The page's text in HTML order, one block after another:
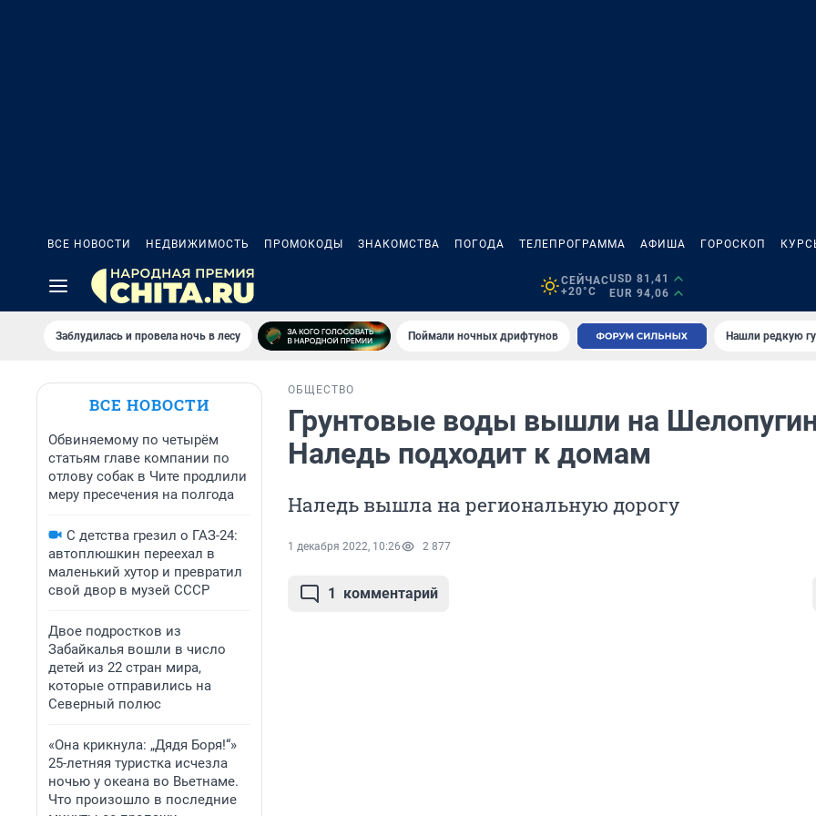
ВСЕ НОВОСТИ НЕДВИЖИМОСТЬ ПРОМОКОДЫ ЗНАКОМСТВА ПОГОДА ТЕЛЕПРОГРАММА АФИША ГОРОСКОП
СЕЙЧАС
+20°C
USD 81,41
EUR 94,06
Заблудилась и провела ночь в лесу Поймали ночных дрифтунов Нашли редкую
ВСЕ НОВОСТИ
Обвиняемому по четырём
статьям главе компании по
отлову собак в Чите продлили
меру пресечения на полгода
С детства грезил о ГАЗ-24:
автоплюшкин переехал в
маленький хутор и превратил
свой двор в музей СССР
Двое подростков из
Забайкалья вошли в число
детей из 22 стран мира,
которые отправились на
Северный полюс
«Она крикнула: „Дядя Боря!“»
25-летняя туристка исчезла
ночью у океана во Вьетнаме.
Что произошло в последние
ОБЩЕСТВО
Грунтовые воды вышли на
Наледь подходит к домам
Наледь вышла на региональную дорогу
1 декабря 2022, 10:26 2 877
1 комментарий